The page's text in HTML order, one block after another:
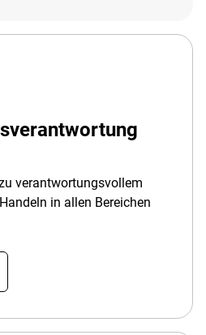
verantwortungsvollem
in allen Bereichen